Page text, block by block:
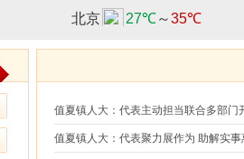
值夏镇人大：代表主动担当联合多部门
值夏镇人大：代表聚力展作为 助解实事